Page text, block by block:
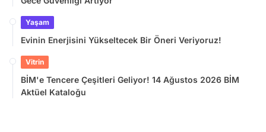
Yaşam
Evinin Enerjisini Yükseltecek Bir Öneri Veriyoruz!
Vitrin
BİM'e Tencere Çeşitleri Geliyor! 14 Ağustos 2026 BİM
Aktüel Kataloğu